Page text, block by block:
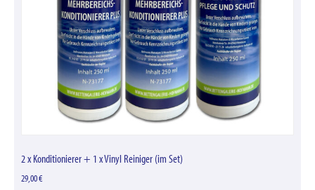
2 x Konditionierer + 1 x Vinyl Reiniger (im Set)
29,00€